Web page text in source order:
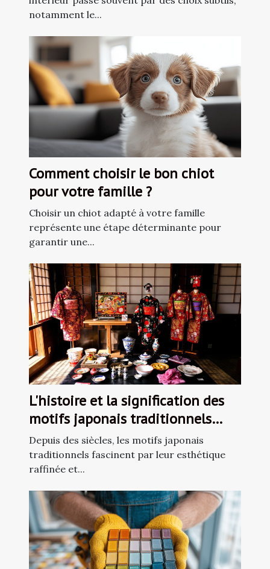
notamment le...
Comment choisir le bon chiot
pour votre famille ?
Choisir un chiot adapté à votre famille
représente une étape déterminante pour
garantir une...
L'histoire et la signification des
motifs japonais traditionnels
dans la décoration
Depuis des siècles, les motifs japonais
traditionnels fascinent par leur esthétique
raffinée et...